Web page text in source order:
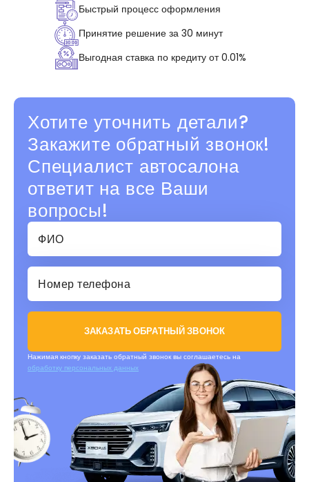
Быстрый процесс оформления
Принятие решение за 30 минут
Выгодная ставка по кредиту от 0.01%
Хотите уточнить детали?
Закажите обратный звонок!
Специалист автосалона
ответит на все Ваши
вопросы!
ЗАКАЗАТЬ ОБРАТНЫЙ ЗВОНОК
Нажимая кнопку заказать обратный звонок вы соглашаетесь на
обработку персональных данных